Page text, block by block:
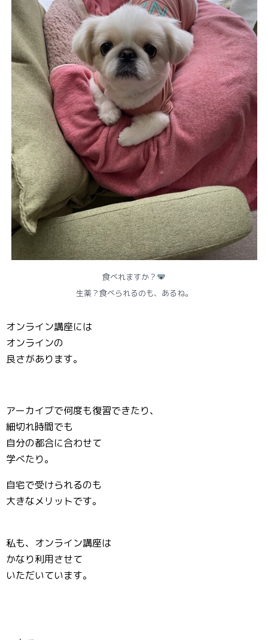
食べれますか？
生薬？食べられるのも、あるね。
オンライン講座には
オンラインの
良さがあります。
アーカイブで何度も復習できたり、
細切れ時間でも
自分の都合に合わせて
学べたり。
自宅で受けられるのも
大きなメリットです。
私も、オンライン講座は
かなり利用させて
いただいています。